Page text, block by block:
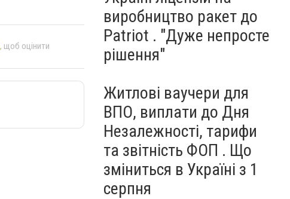
, щоб оцінити
виробництво ракет до
Patriot . "Дуже непросте
рішення"
Житлові ваучери для
ВПО, виплати до Дня
Незалежності, тарифи
та звітність ФОП . Що
зміниться в Україні з 1
серпня